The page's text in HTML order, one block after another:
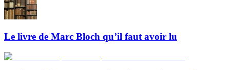
Le livre de Marc Bloch qu’il faut avoir lu